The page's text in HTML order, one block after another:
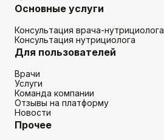
Основные услуги
Консультация врача-нутрициолога
Консультация нутрициолога
Для пользователей
Врачи
Услуги
Команда компании
Отзывы на платформу
Новости
Прочее